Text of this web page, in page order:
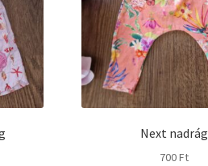
Next nadrág
700Ft